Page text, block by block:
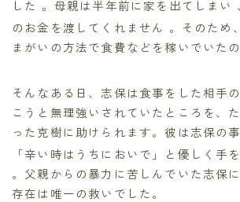
した 。母親は半年前に家を出てしまい
のお金を渡してくれません 。そのため
まがいの方法で食費などを稼いでいたの
そんなある日、志保は食事をした相手
こうと無理強いされていたところを、
った克樹に助けられます。彼は志保の
「辛い時はうちにおいで」と優しく手
。父親からの暴力に苦しんでいた志保
存在は唯一の救いでした。